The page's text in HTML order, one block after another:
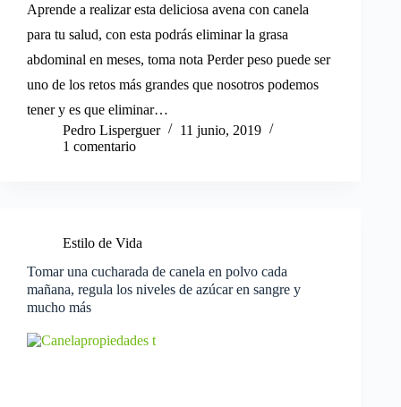
Aprende a realizar esta deliciosa avena con canela
para tu salud, con esta podrás eliminar la grasa
abdominal en meses, toma nota Perder peso puede ser
uno de los retos más grandes que nosotros podemos
tener y es que eliminar…
Pedro Lisperguer
11 junio, 2019
1 comentario
Estilo de Vida
Tomar una cucharada de canela en polvo cada
mañana, regula los niveles de azúcar en sangre y
mucho más